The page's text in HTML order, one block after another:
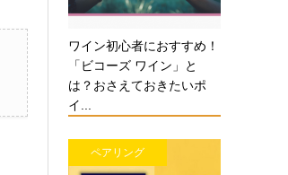
ワイン初心者におすすめ！
「ビコーズ ワイン」と
は？おさえておきたいポ
イ...
ペアリング